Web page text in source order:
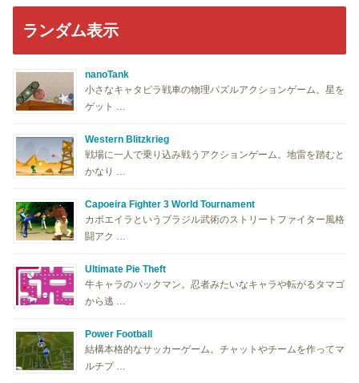
ランダム表示
nanoTank
小さなキャタピラ戦車の物理パズルアクションゲーム。星を
ゲット …
Western Blitzkrieg
戦場に一人で乗り込み戦うアクションゲーム。地雷を踏むと
かなり …
Capoeira Fighter 3 World Tournament
カポエイラというブラジル武術のストリートファイター風格
闘アク …
Ultimate Pie Theft
牛キャラのパックマン。忍者みたいなキャラや転がるタマゴ
から逃 …
Power Football
結構本格的なサッカーゲーム。チャットやチームを作ってマ
ルチプ …